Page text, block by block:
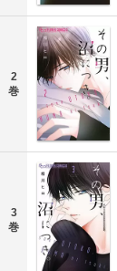
2
巻
3
巻